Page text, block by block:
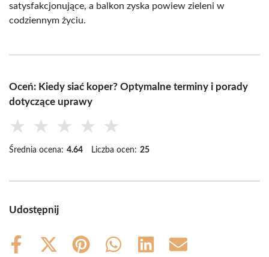
satysfakcjonujące, a balkon zyska powiew zieleni w
codziennym życiu.
Oceń: Kiedy siać koper? Optymalne terminy i porady
dotyczące uprawy
★ ★ ★ ★ ★
Średnia ocena: 4.64 Liczba ocen: 25
Udostępnij
Share
Share
Share
Share
Share
Share